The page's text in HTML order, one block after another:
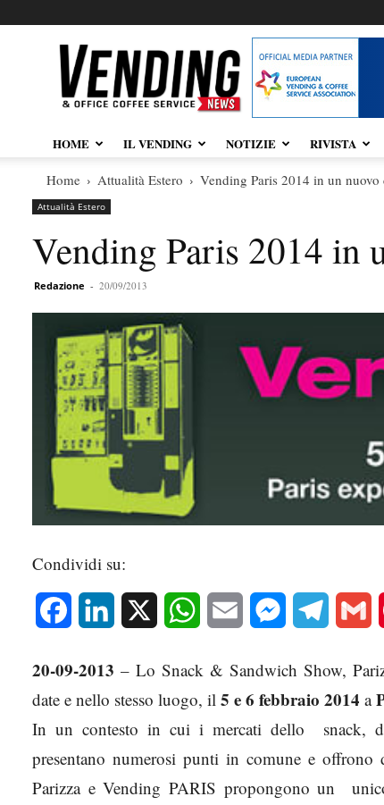
Vendingnews.it
HOME IL VENDING NOTIZIE RIVISTA
Home Attualità Estero Vending Paris 2014 in un nuovo
Attualità Estero
Vending Paris 2014 in
Redazione - 20/09/2013
Condividi su:
Facebook LinkedIn WhatsAppEmail MessengerTelegram
20-09-2013 – Lo Snack & Sandwich Show,
date e nello stesso luogo, il 5 e 6 febbraio 2014 a
In un contesto in cui i mercati dello snack,
presentano numerosi punti in comune e
Parizza e Vending PARIS propongono un